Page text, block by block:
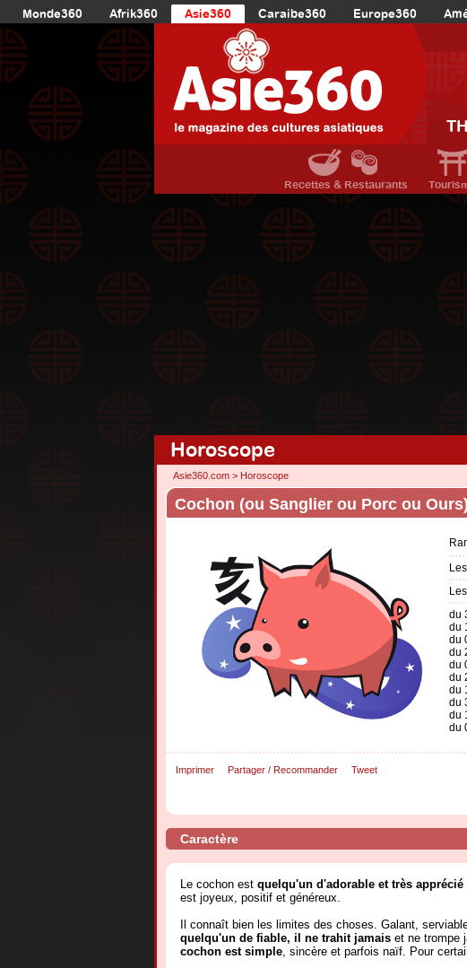
Monde360 Afrik360 Asie360 Caraibe360 Europe360
Recettes & Restaurants
Horoscope
Asie360.com > Horoscope
Cochon (ou Sanglier ou Porc ou Ours)
du
du
du
du
du
du
du
du
du
du
Imprimer Partager / Recommander Tweet
Caractère
Le cochon est quelqu'un d'adorable et très
est joyeux, positif et généreux.
Il connaît bien les limites des choses. Galant,
quelqu'un de fiable, il ne trahit jamais et ne trompe
cochon est simple, sincère et parfois naïf. Pour